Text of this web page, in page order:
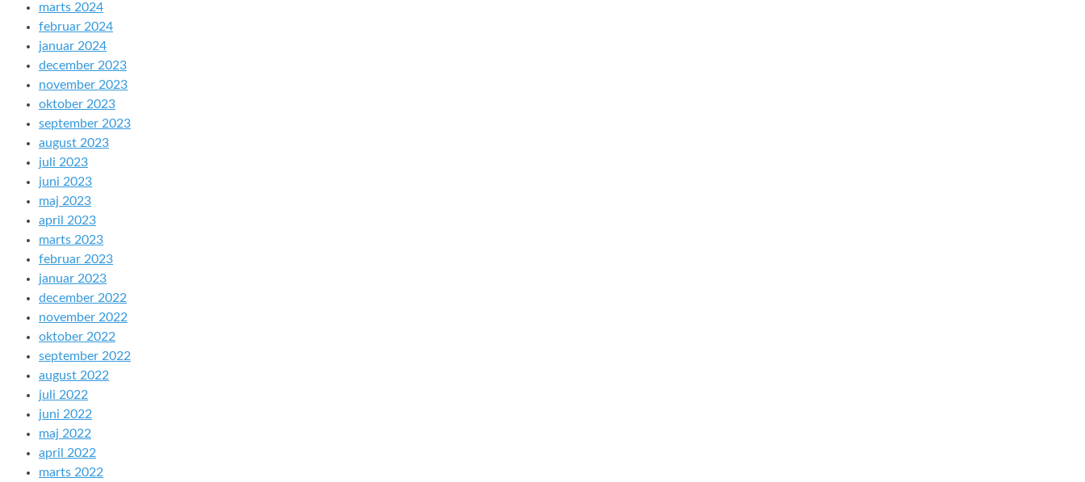
marts 2024
februar 2024
januar 2024
december 2023
november 2023
oktober 2023
september 2023
august 2023
juli 2023
juni 2023
maj 2023
april 2023
marts 2023
februar 2023
januar 2023
december 2022
november 2022
oktober 2022
september 2022
august 2022
juli 2022
juni 2022
maj 2022
april 2022
marts 2022